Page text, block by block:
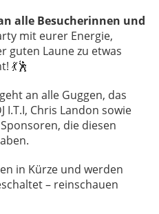
alle Besucherinnen und
mit eurer Energie,
guten Laune zu etwas
💃🕺
an alle Guggen, das
I.T.I, Chris Landon sowie
die diesen
in Kürze und werden
– reinschauen